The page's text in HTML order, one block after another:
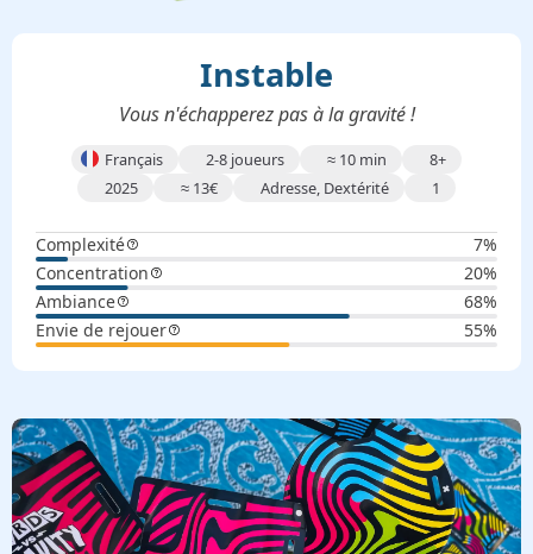
Instable
Vous n'échapperez pas à la gravité !
Français 2-8 joueurs ≈ 10 min
8+
2025
≈ 13€ Adresse, Dextérité 1
Complexité
7%
Concentration
20%
Ambiance
68%
Envie de rejouer
55%